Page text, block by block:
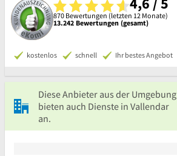
870 Bewertungen (letzten 12 Monate)
13.242 Bewertungen (gesamt)
kostenlos schnell Ihr bestes Angebot
Diese Anbieter aus der Umgebung
bieten auch Dienste in Vallendar
an.